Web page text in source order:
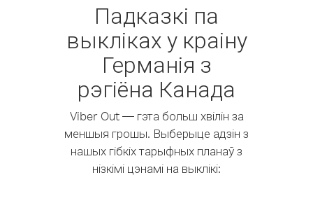
Падказкі па
выкліках у краіну
Германія з
рэгіёна Канада
Viber Out — гэта больш хвілін за
меншыя грошы. Выберыце адзін з
нашых гібкіх тарыфных планаў з
нізкімі цэнамі на выклікі: